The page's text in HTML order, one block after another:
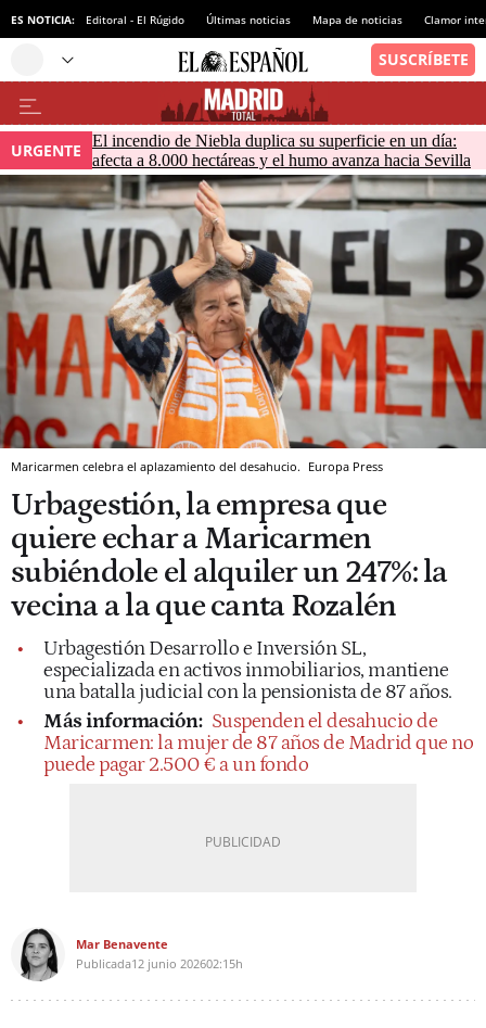
ES NOTICIA: Editoral - El Rúgido Últimas noticias Mapa de noticias Clamor
URGENTE
El incendio de Niebla duplica su superficie en un día:
afecta a 8.000 hectáreas y el humo avanza hacia Sevilla
Maricarmen celebra el aplazamiento del desahucio. Europa Press
Urbagestión, la empresa que
quiere echar a Maricarmen
subiéndole el alquiler un 247%: la
vecina a la que canta Rozalén
Urbagestión Desarrollo e Inversión SL,
especializada en activos inmobiliarios, mantiene
una batalla judicial con la pensionista de 87 años.
Más información: Suspenden el desahucio de
Maricarmen: la mujer de 87 años de Madrid que no
puede pagar 2.500 € a un fondo
Mar Benavente
Publicada12 junio 202602:15h